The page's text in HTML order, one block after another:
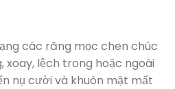
các răng mọc chen chúc
xoay, lệch trong hoặc ngoài
nụ cười và khuôn mặt mất